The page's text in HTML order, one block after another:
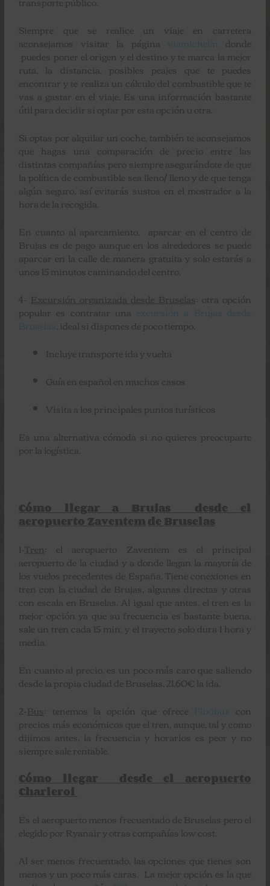
Siempre que se realice un viaje en carretera
aconsejamos visitar la página donde
puedes poner el origen y el destino y te marca la mejor
ruta, la distancia, posibles peajes que te puedes
encontrar y te realiza un cálculo del combustible que te
vas a gastar en el viaje. Es una información bastante
útil para decidir si optar por esta opción u otra.
Si optas por alquilar un coche, también te aconsejamos
que hagas una comparación de precio entre las
distintas compañías pero siempre asegurándote de que
la política de combustible sea lleno/ lleno y de que tenga
algún seguro, así evitarás sustos en el mostrador a la
hora de la recogida.
En cuanto al aparcamiento, aparcar en el centro de
Brujas es de pago aunque en los alrededores se puede
aparcar en la calle de manera gratuita y solo estarás a
unos 15 minutos caminando del centro.
4- Excursión organizada desde Bruselas: otra opción
popular es contratar una
, ideal si dispones de poco tiempo.
Incluye transporte ida y vuelta
Guía en español en muchos casos
Visita a los principales puntos turísticos
Es una alternativa cómoda si no quieres preocuparte
por la logística.
Cómo llegar a Brujas desde el
aeropuerto Zaventemde Bruselas
1-Tren: el aeropuerto Zaventem es el principal
aeropuerto de la ciudad y a donde llegan la mayoría de
los vuelos precedentes de España. Tiene conexiones en
tren con la ciudad de Brujas, algunas directas y otras
con escala en Bruselas. Al igual que antes, el tren es la
mejor opción ya que su frecuencia es bastante buena,
sale un tren cada 15 min, y el trayecto solo dura 1 hora y
media.
En cuanto al precio, es un poco más caro que saliendo
desde la propia ciudad de Bruselas, 21,60€ la ida.
2- Bus: tenemos la opción que ofrece con
precios más económicos que el tren, aunque, tal y como
dijimos antes, la frecuencia y horarios es peor y no
siempre sale rentable.
Cómo llegar desde el aeropuerto
Charleroi
Es el aeropuerto menos frecuentado de Bruselas pero el
elegido por Ryanair y otras compañías low cost.
Al ser menos frecuentado, las opciones que tienes son
menos y un poco más caras. La mejor opción es la que